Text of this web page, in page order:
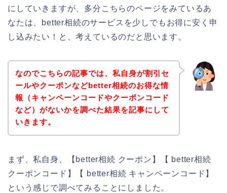
にしていきますが、多分こちらのページをみているあ
なたは、better相続のサービスを少しでもお得に安く申
し込みたい！と、考えているのだと思います。
なのでこちらの記事では、私自身が割引セ
ールやクーポンなどbetter相続のお得な情
報（キャンペーンコードやクーポンコード
など）がないかを調べた結果を記事にして
いきます。
まず、私自身、【better相続 クーポン】【 better相続
クーポンコード】【 better相続 キャンペーンコード】
という感じで調べてみることにしました。